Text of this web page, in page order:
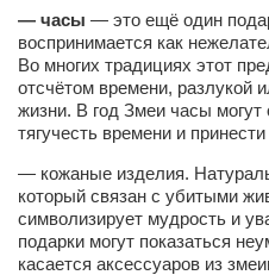
Врач
городская
Оптика —
Кафе, клубы,
«Винегрет» —
— часы — это ещё один
воспринимается как
Во многих традициях этот
отсчётом времени, разлукой
жизни. В год Змеи часы могут
тягучесть времени и
— кожаные изделия.
который связан с убитыми
символизирует мудрость и
подарки могут показаться
касается аксессуаров из